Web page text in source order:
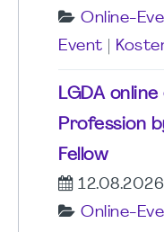
Online-
Event
LGDA
Profession
Fellow
Online-